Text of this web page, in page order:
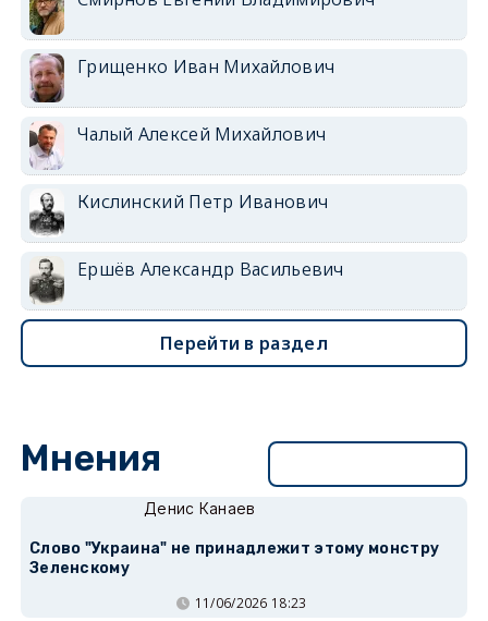
Грищенко Иван Михайлович
Чалый Алексей Михайлович
Кислинский Петр Иванович
Ершёв Александр Васильевич
Перейти в раздел
Мнения
Денис Канаев
Слово "Украина" не принадлежит этому монстру
Зеленскому
11/06/2026 18:23